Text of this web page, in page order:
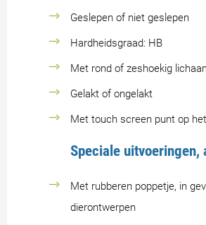
Geslepen of niet geslepen
Hardheidsgraad: HB
Met rond of zeshoekig
Gelakt of ongelakt
Met touch screen punt op
Speciale uitvoeringen,
Met rubberen poppetje, in
dierontwerpen